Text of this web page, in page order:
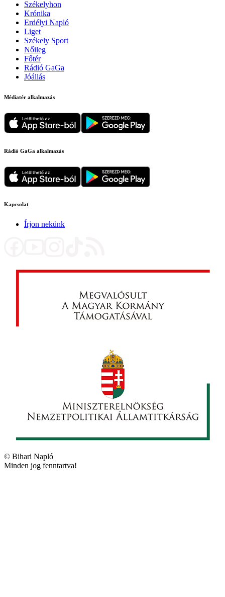
Székelyhon
Krónika
Erdélyi Napló
Liget
Székely Sport
Nőileg
Főtér
Rádió GaGa
Jóállás
Médiatér alkalmazás
Rádió GaGa alkalmazás
Kapcsolat
Írjon nekünk
© Bihari Napló
Minden jog fenntartva!